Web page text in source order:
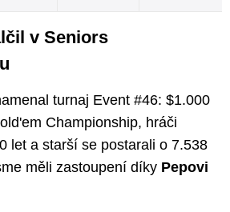
v Seniors
turnaj Event #46: $1.000
Championship, hráči
let a starší se postarali o 7.538
měli zastoupení díky Pepovi